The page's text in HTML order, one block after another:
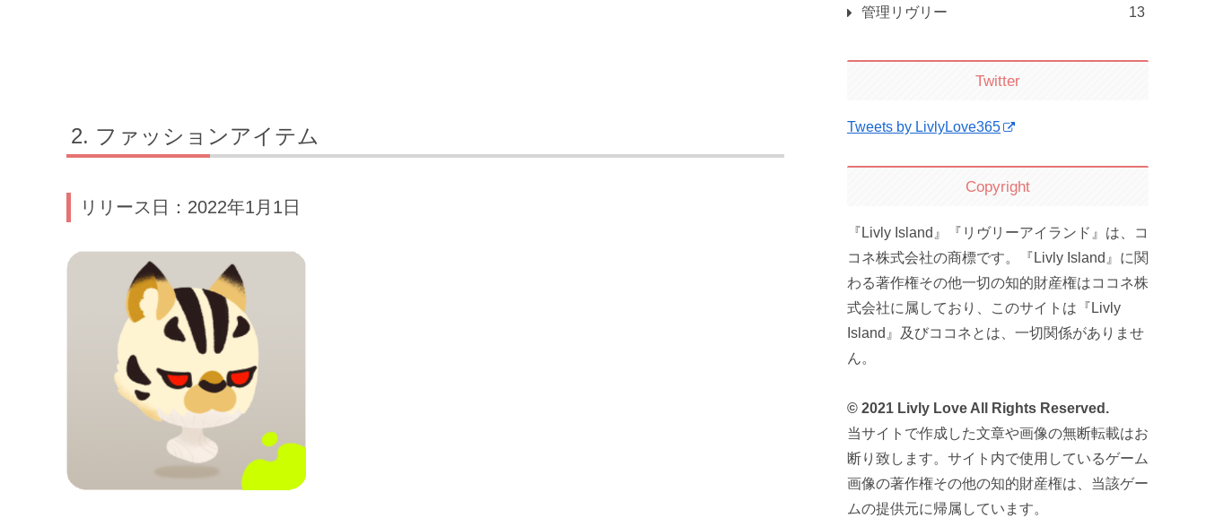
ファッションアイテム
リリース日：2022年1月1日
管理リヴリー 13
Twitter
Tweets by LivlyLove365
Copyright
『Livly Island』『リヴリーアイランド』は、コ
コネ株式会社の商標です。『Livly Island』に関
わる著作権その他一切の知的財産権はココネ株
式会社に属しており、このサイトは『Livly
Island』及びココネとは、一切関係がありませ
ん。
© 2021 Livly Love All Rights Reserved.
当サイトで作成した文章や画像の無断転載はお
断り致します。サイト内で使用しているゲーム
画像の著作権その他の知的財産権は、当該ゲー
ムの提供元に帰属しています。